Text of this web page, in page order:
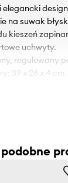
elegancki
na suwak
kieszeń
uchwyty.
regulowany
39 x 28 x 4 cm.